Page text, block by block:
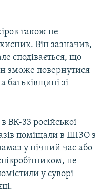
також не
Він зазначив,
сподівається, що
зможе повернутися
батьківщині зі
ВК-33 російської
поміщали в ШІЗО з
у нічний час або
не
у суворі